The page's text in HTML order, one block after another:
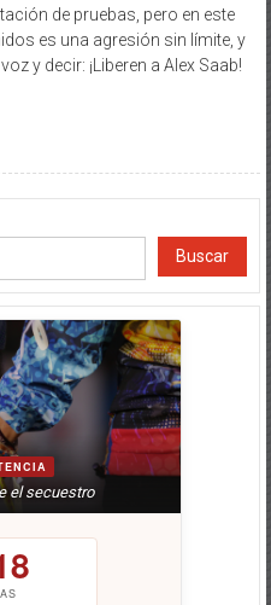
de pruebas, pero en este
es una agresión sin límite, y
y decir: ¡Liberen a Alex Saab!
Buscar
el secuestro